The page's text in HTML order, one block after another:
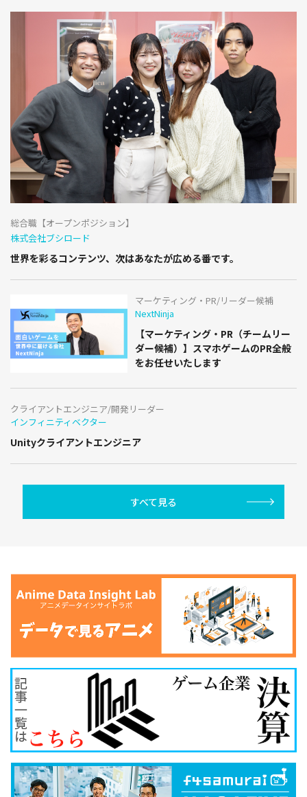
総合職【オープンポジション】
株式会社ブシロード
世界を彩るコンテンツ、次はあなたが広める番です。
マーケティング・PR/リーダー候補
NextNinja
【マーケティング・PR（チームリー
ダー候補）】スマホゲームのPR全般
をお任せいたします
クライアントエンジニア/開発リーダー
インフィニティベクター
Unityクライアントエンジニア
すべて見る